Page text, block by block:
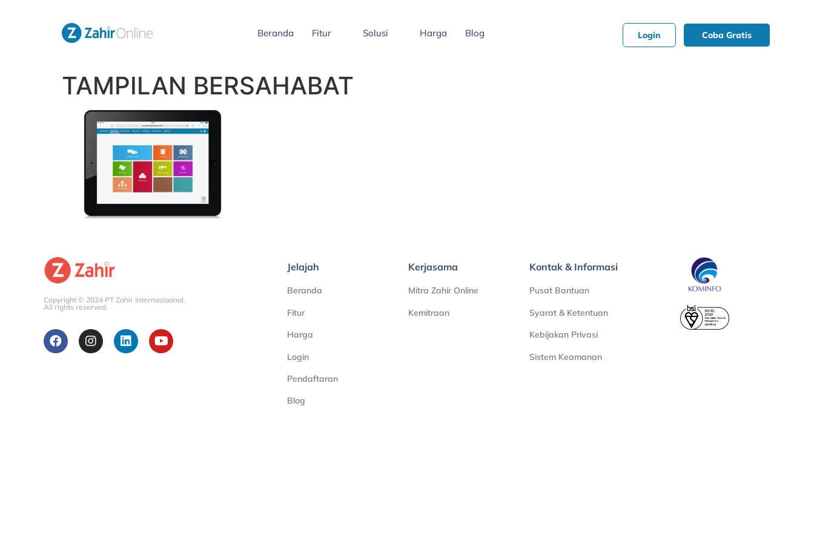
Beranda Fitur Solusi Harga Blog Login Coba Gratis
TAMPILAN BERSAHABAT
Copyright © 2024 PT Zahir Internasiaonal.
All rights reserved.
Jelajah
Beranda
Fitur
Harga
Login
Pendaftaran
Blog
Kerjasama
Mitra Zahir Online
Kemitraan
Kontak & Informasi
Pusat Bantuan
Syarat & Ketentuan
Kebijakan Privasi
Sistem Keamanan